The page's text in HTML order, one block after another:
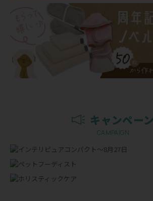
キャンペーン
CAMPAIGN